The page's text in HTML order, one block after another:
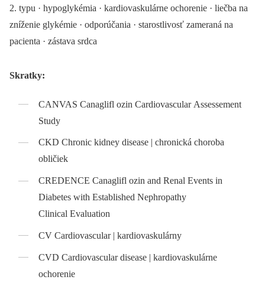
2. typu · hypoglykémia · kardiovaskulárne ochorenie · liečba na
zníženie glykémie · odporúčania · starostlivosť zameraná na
pacienta · zástava srdca
Skratky:
CANVAS Canaglifl ozin Cardiovascular Assessement
Study
CKD Chronic kidney disease | chronická choroba
obličiek
CREDENCE Canaglifl ozin and Renal Events in
Diabetes with Established Nephropathy
Clinical Evaluation
CV Cardiovascular | kardiovaskulárny
CVD Cardiovascular disease | kardiovaskulárne
ochorenie